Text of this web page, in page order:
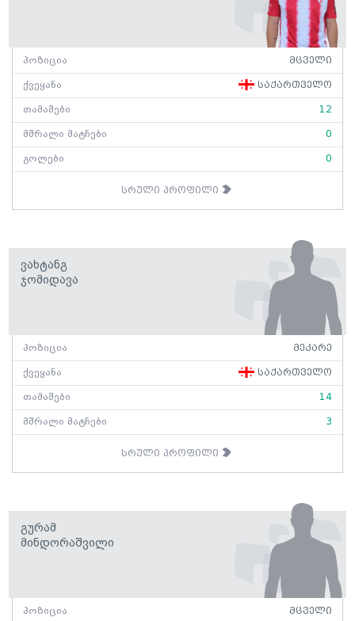
პოზიცია მცველი
ქვეყანა საქართველო
თამაშები 12
მშრალი მატჩები 0
გოლები 0
სრული პროფილი
Ვახტანგ
Ჯომიდავა
პოზიცია მეკარე
ქვეყანა საქართველო
თამაშები 14
მშრალი მატჩები 3
სრული პროფილი
Გურამ
Მინდორაშვილი
პოზიცია მცველი